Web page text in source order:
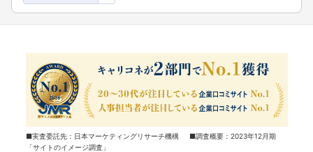
■実査委託先：日本マーケティングリサーチ機構 ■調査概要：2023年12月期
「サイトのイメージ調査」